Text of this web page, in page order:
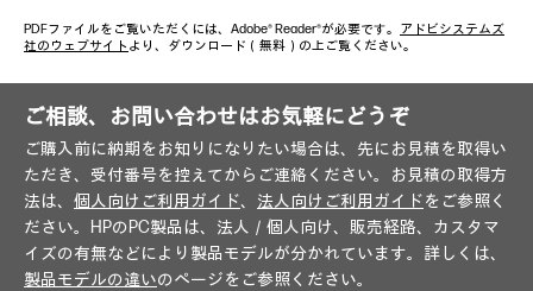
PDFファイルをご覧いただくには、Adobe® Reader®が必要です。 アドビシステムズ
社のウェブサイト より、ダウンロード（無料）の上ご覧ください。
ご相談、お問い合わせはお気軽にどうぞ
ご購入前に納期をお知りになりたい場合は、先にお見積を取得い
ただき、受付番号を控えてからご連絡ください。お見積の取得方
法は、 個人向けご利用ガイド、 法人向けご利用ガイドをご参照く
ださい。HPのPC製品は、法人／個人向け、販売経路、カスタマ
イズの有無などにより製品モデルが分かれています。詳しくは、
製品モデルの違いのページをご参照ください。